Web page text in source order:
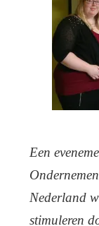
Een
Nederland
stimuleren